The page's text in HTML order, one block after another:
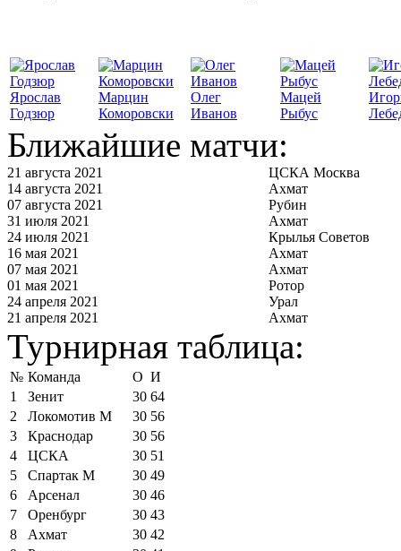
Ярослав
Годзюр
Марцин
Коморовски
Олег
Иванов
Мацей
Рыбус
Ближайшие матчи:
21 августа 2021
ЦСКА Москва
14 августа 2021
Ахмат
07 августа 2021
Рубин
31 июля 2021
Ахмат
24 июля 2021
Крылья Советов
16 мая 2021
Ахмат
07 мая 2021
Ахмат
01 мая 2021
Ротор
24 апреля 2021
Урал
21 апреля 2021
Ахмат
Турнирная таблица:
№ Команда О И
1
Зенит 30 64
2
Локомотив М 30 56
3
Краснодар 30 56
4
ЦСКА 30 51
5
Спартак М 30 49
6
Арсенал 30 46
7
Оренбург 30 43
8
Ахмат 30 42